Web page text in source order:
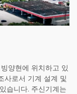
양현에 위치하고 있
사로서 기계 설계 및
습니다. 주신기계는